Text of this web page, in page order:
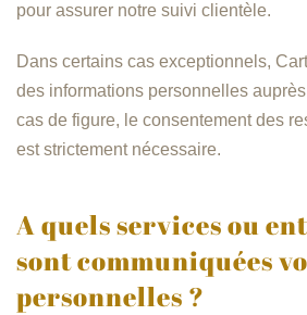
pour assurer notre suivi clientèle.
Dans certains cas exceptionnels,
des informations personnelles
cas de figure, le consentement des
est strictement nécessaire.
A quels services ou
sont communiquées
personnelles ?